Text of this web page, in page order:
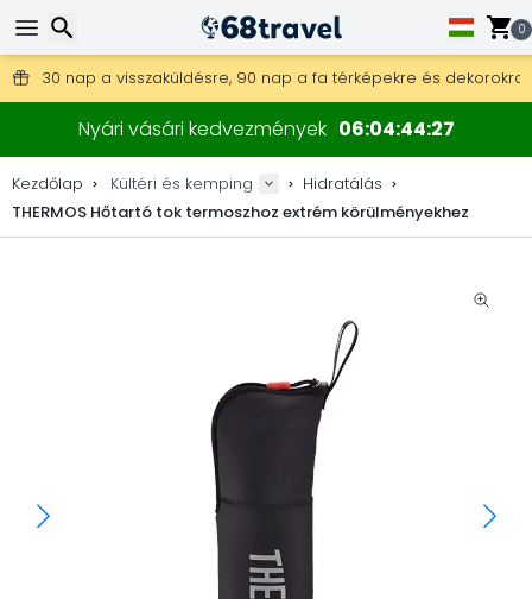
0
Ingyenes szállítás 25 000 Ft feletti megrendelés esetén.
30 nap a visszaküldésre, 90 nap a fa térképekre és dekorokra.
A legjobb árak outdoor felszerelésekre és kiegészítőkre.
Nyári vásári kedvezmények 06044426
Kezdőlap Kültéri és kemping
Hidratálás
THERMOS Hőtartó tok termoszhoz extrém körülményekhez
Keresés